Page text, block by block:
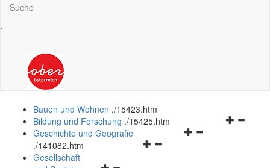
Suche
.
Bauen und Wohnen ./15423.htm
Navigationsmenü
Bildung und Forschung ./15425.htm
Navigationsmenü
Geschichte und Geografie
./141082.htm
Gesellschaft